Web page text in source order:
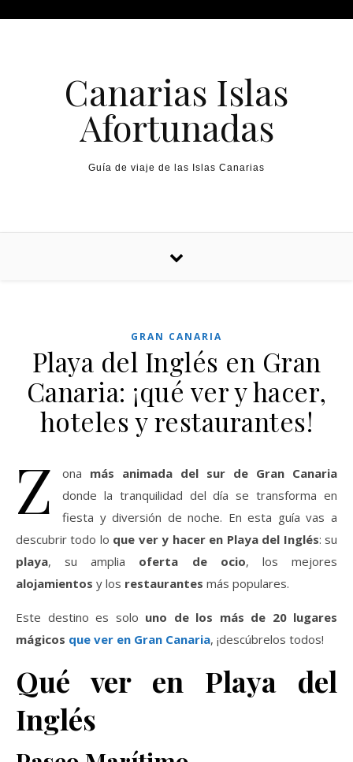
Canarias Islas
Afortunadas
Guía de viaje de las Islas Canarias
GRAN CANARIA
Playa del Inglés en Gran
Canaria: ¡qué ver y hacer,
hoteles y restaurantes!
Z ona más animada del sur de Gran Canaria
donde la tranquilidad del día se transforma en
fiesta y diversión de noche. En esta guía vas a
descubrir todo lo que ver y hacer en Playa del Inglés: su
playa, su amplia oferta de ocio, los mejores
alojamientos y los restaurantes más populares.
Este destino es solo uno de los más de 20 lugares
mágicos que ver en Gran Canaria, ¡descúbrelos todos!
Qué ver en Playa del
Inglés